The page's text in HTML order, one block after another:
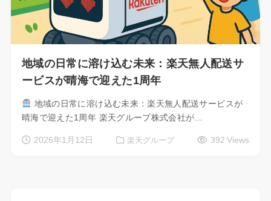
地域の日常に溶け込む未来：楽天無人配送サ
ービスが晴海で迎えた1周年
地域の日常に溶け込む未来：楽天無人配送サービスが
晴海で迎えた1周年 楽天グループ株式会社が…
2026年1月12日 楽天グループ 392 Views